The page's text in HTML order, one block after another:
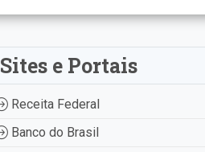
Sites e Portais
Receita Federal
Banco do Brasil